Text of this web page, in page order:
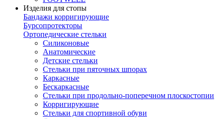
Изделия для стопы
Бандажи корригирующие
Бурсопротекторы
Ортопедические стельки
Силиконовые
Анатомические
Детские стельки
Стельки при пяточных шпорах
Каркасные
Бескаркасные
Стельки при продольно-поперечном плоскостопии
Корригирующие
Стельки для спортивной обуви